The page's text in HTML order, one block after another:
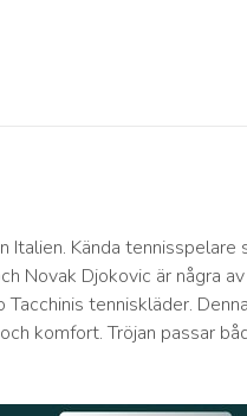
Italien. Kända tennisspelare
Novak Djokovic är några
tenniskläder.
komfort. Tröjan passar